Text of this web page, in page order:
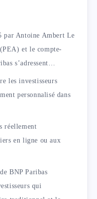
par Antoine Ambert Le
et le compte-
s’adressent…
les investisseurs
personnalisé dans
réellement
en ligne ou aux
BNP Paribas
qui